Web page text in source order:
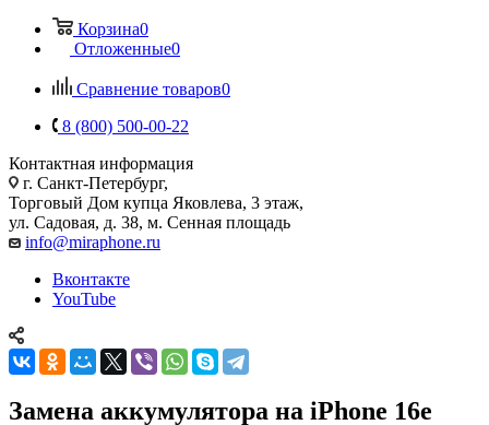
Корзина0
Отложенные0
Сравнение товаров0
8 (800) 500-00-22
Контактная информация
г. Санкт-Петербург,
Торговый Дом купца Яковлева, 3 этаж,
ул. Садовая, д. 38, м. Сенная площадь
info@miraphone.ru
Вконтакте
YouTube
Замена аккумулятора на iPhone 16e